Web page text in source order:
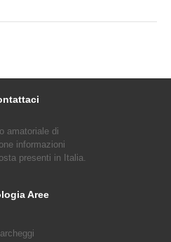
amatoriale di
informazioni
presenti in Italia.
Aree